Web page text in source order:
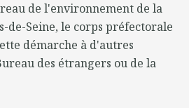
de l'environnement de la
de-Seine, le corps préfectorale
démarche à d'autres
des étrangers ou de la